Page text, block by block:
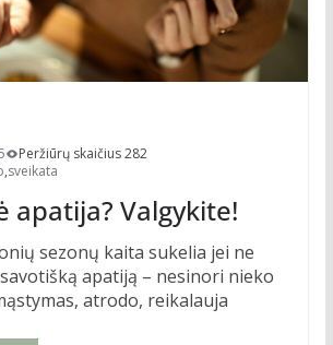
Peržiūrų skaičius 282
,sveikata
apatija? Valgykite!
sezonų kaita sukelia jei ne
apatiją – nesinori nieko
atrodo, reikalauja